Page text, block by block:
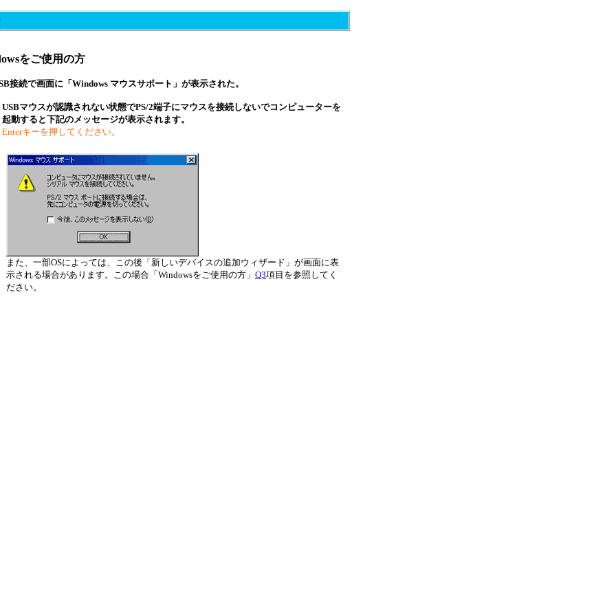
をご使用の方
接続で画面に「Windows マウスサポート」が表示された。
USBマウスが認識されない状態でPS/2端子にマウスを接続しないでコンピューターを
起動すると下記のメッセージが表示されます。
Enterキーを押してください。
また、一部OSによっては、この後「新しいデバイスの追加ウィザード」が画面に表
示される場合があります。この場合「Windowsをご使用の方」 Q3項目を参照してく
ださい。